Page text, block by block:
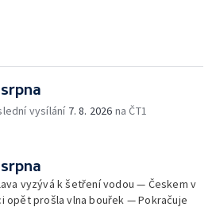
vysílání 7. 8. 2026 na ČT1
vyzývá k šetření vodou — Českem v
opět prošla vlna bouřek — Pokračuje